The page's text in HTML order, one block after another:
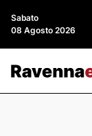
Sabato
08 Agosto 2026